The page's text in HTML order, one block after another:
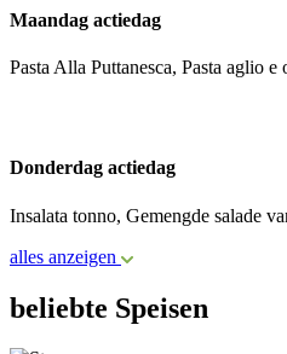
Maandag actiedag
Pasta Alla Puttanesca, Pasta aglio
Donderdag actiedag
Insalata tonno, Gemengde salade
alles anzeigen
beliebte Speisen